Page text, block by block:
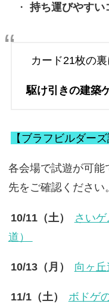
持ち運びやすい
カード21枚の
駆け引きの建築
【ブラフビルダーズ
各会場で試遊が可能
先をご確認ください。
10/11（土）
さい
道）
10/13（月） 向ヶ
11/1（土） ボドゲ